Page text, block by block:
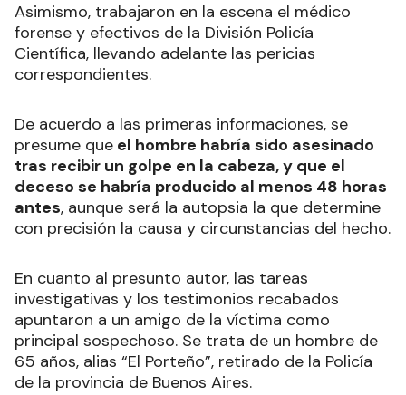
Asimismo, trabajaron en la escena el médico
forense y efectivos de la División Policía
Científica, llevando adelante las pericias
correspondientes.
De acuerdo a las primeras informaciones, se
presume que el hombre habría sido asesinado
tras recibir un golpe en la cabeza, y que el
deceso se habría producido al menos 48 horas
antes, aunque será la autopsia la que determine
con precisión la causa y circunstancias del hecho.
En cuanto al presunto autor, las tareas
investigativas y los testimonios recabados
apuntaron a un amigo de la víctima como
principal sospechoso. Se trata de un hombre de
65 años, alias “El Porteño”, retirado de la Policía
de la provincia de Buenos Aires.